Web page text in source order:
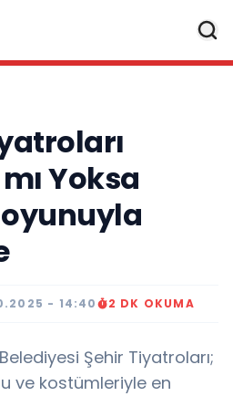
Yoksa
- 14:40 2 DK OKUMA
Şehir Tiyatroları;
ve kostümleriyle en